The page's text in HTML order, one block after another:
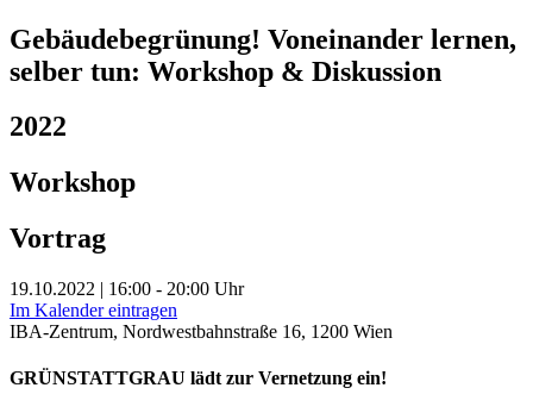
Gebäudebegrünung! Voneinander lernen,
selber tun: Workshop & Diskussion
2022
Workshop
Vortrag
19.10.2022 | 16:00 - 20:00 Uhr
Im Kalender eintragen
IBA-Zentrum, Nordwestbahnstraße 16, 1200 Wien
GRÜNSTATTGRAU lädt zur Vernetzung ein!